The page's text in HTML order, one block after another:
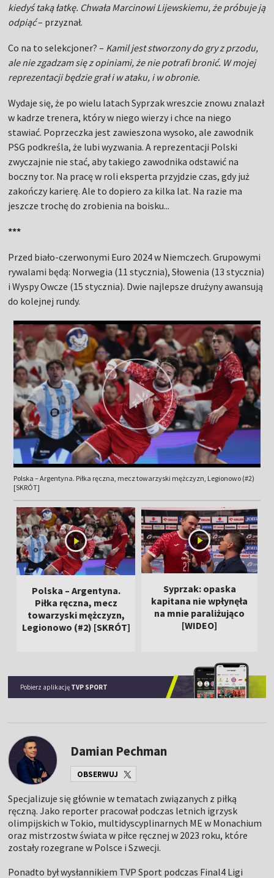
kiedyś taką łatkę. Chwała Marcinowi Lijewskiemu, że próbuje ją
odpiąć– przyznał.
Co na to selekcjoner? – Kamil jest stworzony do gry z przodu,
ale nie zgadzam się z opiniami, że nie potrafi bronić. W mojej
reprezentacji będzie grał i w ataku, i w obronie.
Wydaje się, że po wielu latach Syprzak wreszcie znowu znalazł
w kadrze trenera, który w niego wierzy i chce na niego
stawiać. Poprzeczka jest zawieszona wysoko, ale zawodnik
PSG podkreśla, że lubi wyzwania. A reprezentacji Polski
zwyczajnie nie stać, aby takiego zawodnika odstawić na
boczny tor. Na pracę w roli eksperta przyjdzie czas, gdy już
zakończy karierę. Ale to dopiero za kilka lat. Na razie ma
jeszcze trochę do zrobienia na boisku...
***
Przed biało-czerwonymi Euro 2024 w Niemczech. Grupowymi
rywalami będą: Norwegia (11 stycznia), Słowenia (13 stycznia)
i Wyspy Owcze (15 stycznia). Dwie najlepsze drużyny awansują
do kolejnej rundy.
Polska – Argentyna. Piłka ręczna, mecz towarzyski mężczyzn, Legionowo (#2)
[SKRÓT]
Polska – Argentyna.
Piłka ręczna, mecz
towarzyski mężczyzn,
Legionowo (#2) [SKRÓT]
Syprzak: opaska
kapitana nie wpłynęła
na mnie paraliżująco
[WIDEO]
Pobierz aplikację TVP SPORT
Damian Pechman
OBSERWUJ
Specjalizuje się głównie w tematach związanych z piłką
ręczną. Jako reporter pracował podczas letnich igrzysk
olimpijskich w Tokio, multidyscyplinarnych ME w Monachium
oraz mistrzostw świata w piłce ręcznej w 2023 roku, które
zostały rozegrane w Polsce i Szwecji.
Ponadto był wysłannikiem TVP Sport podczas Final4 Ligi